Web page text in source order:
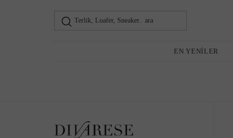
Terlik, Loafer, Sneaker.. ara
EN YENILER